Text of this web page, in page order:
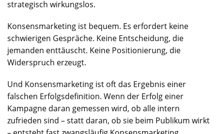
strategisch wirkungslos.
Konsensmarketing ist bequem. Es erfordert keine
schwierigen Gespräche. Keine Entscheidung, die
jemanden enttäuscht. Keine Positionierung, die
Widerspruch erzeugt.
Und Konsensmarketing ist oft das Ergebnis einer
falschen Erfolgsdefinition. Wenn der Erfolg einer
Kampagne daran gemessen wird, ob alle intern
zufrieden sind – statt daran, ob sie beim Publikum wirkt